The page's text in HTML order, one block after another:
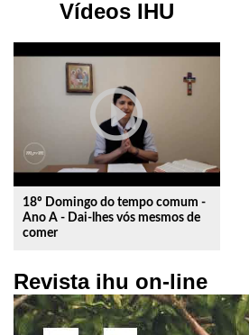
Vídeos IHU
play_circle_outline
18º Domingo do tempo comum -
Ano A - Dai-lhes vós mesmos de
comer
Revista ihu on-line